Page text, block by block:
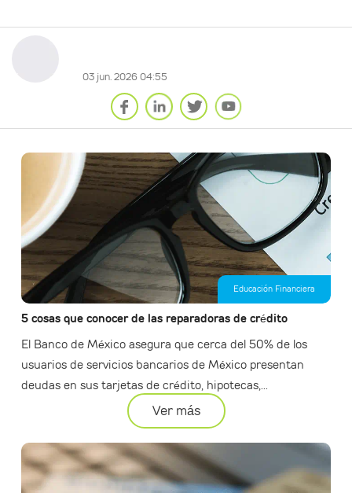
03 jun. 2026 04:55
Educación Financiera
5 cosas que conocer de las reparadoras de crédito
El Banco de México asegura que cerca del 50% de los
usuarios de servicios bancarios de México presentan
deudas en sus tarjetas de crédito, hipotecas,...
Ver más